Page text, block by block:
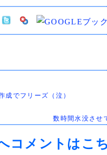
成でフリーズ（泣）
数時間水没させ
コメントはこ